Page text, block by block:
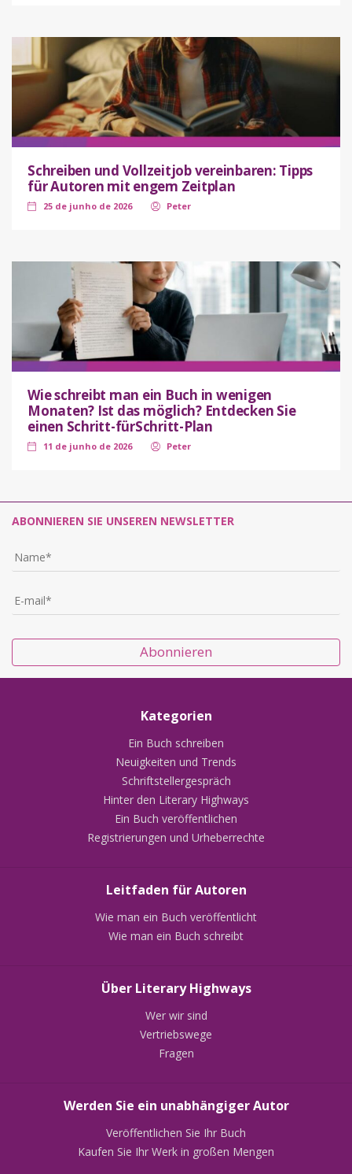
Schreiben und Vollzeitjob vereinbaren: Tipps
für Autoren mit engem Zeitplan
25 de junho de 2026 Peter
Wie schreibt man ein Buch in wenigen
Monaten? Ist das möglich? Entdecken Sie
einen Schritt-fürSchritt-Plan
11 de junho de 2026 Peter
ABONNIEREN SIE UNSEREN NEWSLETTER
Abonnieren
Kategorien
Ein Buch schreiben
Neuigkeiten und Trends
Schriftstellergespräch
Hinter den Literary Highways
Ein Buch veröffentlichen
Registrierungen und Urheberrechte
Leitfaden für Autoren
Wie man ein Buch veröffentlicht
Wie man ein Buch schreibt
Über Literary Highways
Wer wir sind
Vertriebswege
Fragen
Werden Sie ein unabhängiger Autor
Veröffentlichen Sie Ihr Buch
Kaufen Sie Ihr Werk in großen Mengen